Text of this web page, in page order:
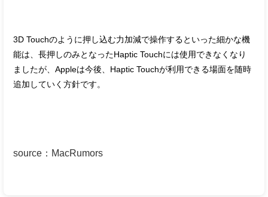
3D Touchのように押し込む力加減で操作するといった細かな機
能は、長押しのみとなったHaptic Touchには使用できなくなり
ましたが、Appleは今後、Haptic Touchが利用できる場面を随時
追加していく方針です。
source ： MacRumors